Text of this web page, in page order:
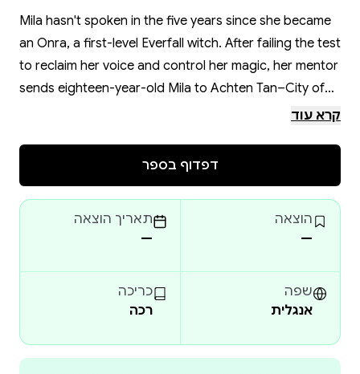
Mila hasn't spoken in the five years since she became
an Onra, a first-level Everfall witch. After failing the test
to reclaim her voice and control her magic, her mentor
sends eighteen-year-old Mila to Achten Tan–City of
Dust–a dangerous desert town, built in the massive
sky-high lair.
Her only resources are the magical luminous elixirs of
unlikely allies; a quirky inventor, a giant-ant rider, a
healer, a librarian's assistant, a Tar-tule rider, and the
chief's playboy son.
But in the City of Bones, enemies & friends are not
who they seem, and trusting the wrong person can be
קרא עוד
דפדוף בספר
הוצאה
—
תאריך הוצאה
—
שפה
אנגלית
כריכה
רכה